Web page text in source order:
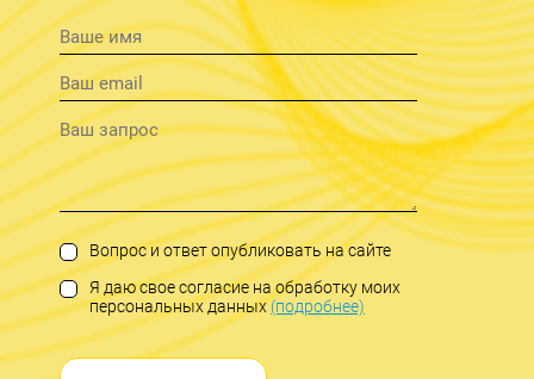
Вопрос и ответ опубликовать на сайте
Я даю свое согласие на обработку моих
персональных данных(подробнее)